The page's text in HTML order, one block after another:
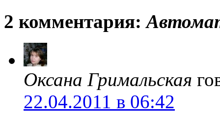
2 комментария:
Оксана Гримальская
22.04.2011 в 06:42